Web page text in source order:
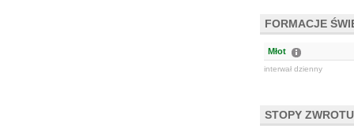
FORMACJE
Młot
interwał dzienny
STOPY ZWROTU